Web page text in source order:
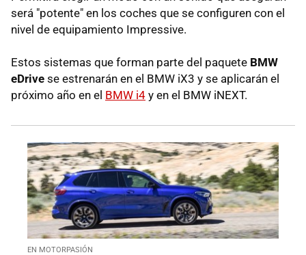
será "potente" en los coches que se configuren con el
nivel de equipamiento Impressive.
Estos sistemas que forman parte del paquete BMW
eDrive se estrenarán en el BMW iX3 y se aplicarán el
próximo año en el BMW i4 y en el BMW iNEXT.
EN MOTORPASIÓN